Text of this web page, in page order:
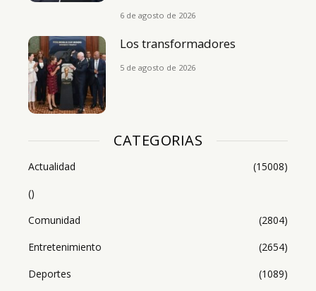
6 de agosto de 2026
Los transformadores
5 de agosto de 2026
CATEGORIAS
Actualidad
(15008)
()
Comunidad
(2804)
Entretenimiento
(2654)
Deportes
(1089)